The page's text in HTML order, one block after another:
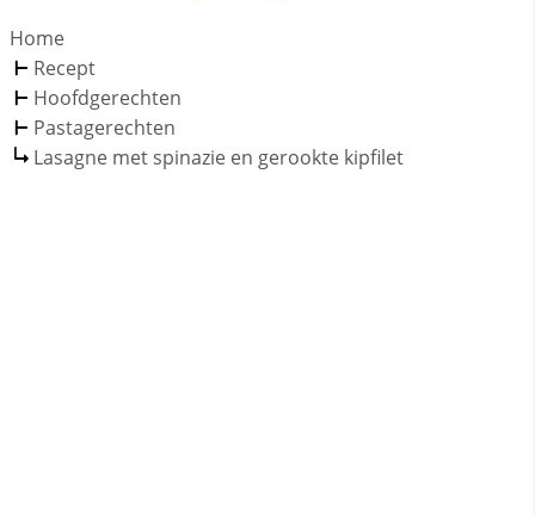
Home
Recept
Hoofdgerechten
Pastagerechten
Lasagne met spinazie en gerookte kipfilet